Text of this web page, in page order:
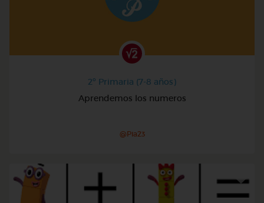
2º Primaria (7-8 años)
Aprendemos los numeros
@Pia23